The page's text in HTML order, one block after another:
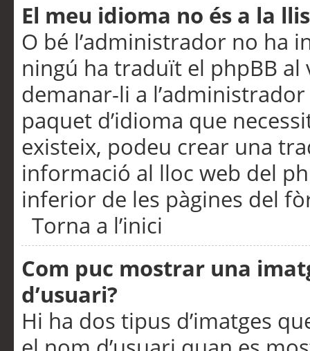
El meu idioma no és a la
O bé l’administrador no ha
ningú ha traduït el phpBB
demanar-li a
paquet d’idioma que
existeix, podeu crear una
informació al lloc web del
inferior de les pàgines del
Torna a l’inici
Com puc mostrar una
d’usuari?
Hi ha dos tipus d’imatges